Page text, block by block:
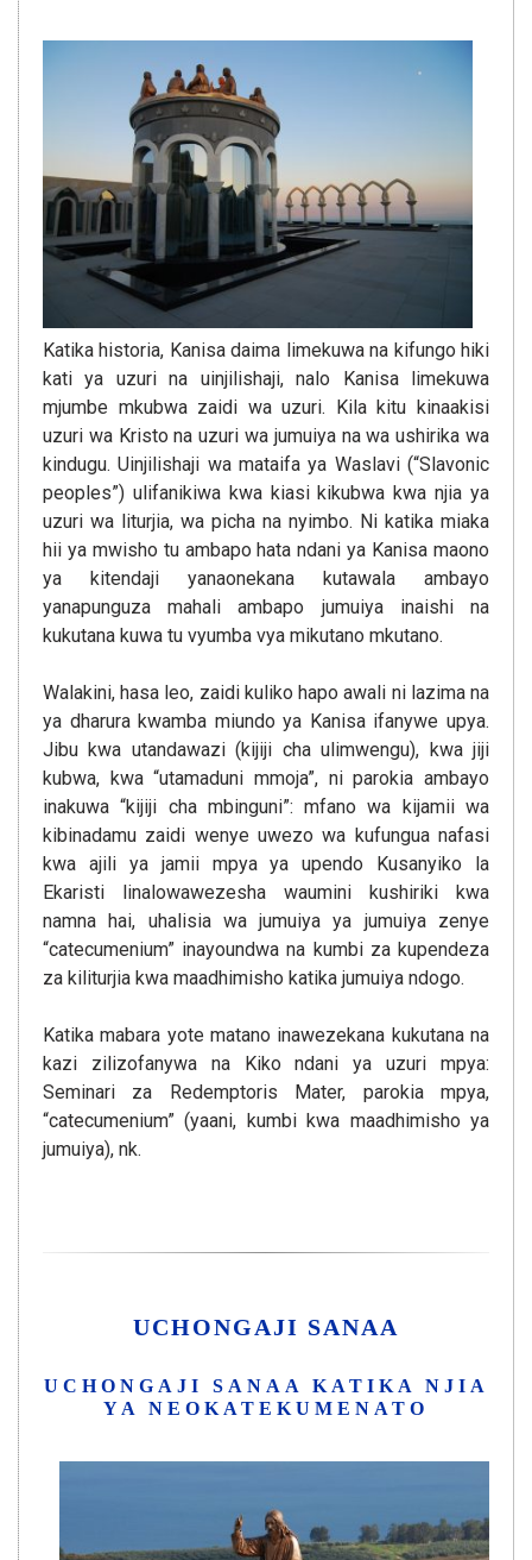
Katika historia, Kanisa daima limekuwa na kifungo hiki
kati ya uzuri na uinjilishaji, nalo Kanisa limekuwa
mjumbe mkubwa zaidi wa uzuri. Kila kitu kinaakisi
uzuri wa Kristo na uzuri wa jumuiya na wa ushirika wa
kindugu. Uinjilishaji wa mataifa ya Waslavi (“Slavonic
peoples”) ulifanikiwa kwa kiasi kikubwa kwa njia ya
uzuri wa liturjia, wa picha na nyimbo. Ni katika miaka
hii ya mwisho tu ambapo hata ndani ya Kanisa maono
ya kitendaji yanaonekana kutawala ambayo
yanapunguza mahali ambapo jumuiya inaishi na
kukutana kuwa tu vyumba vya mikutano mkutano.
Walakini, hasa leo, zaidi kuliko hapo awali ni lazima na
ya dharura kwamba miundo ya Kanisa ifanywe upya.
Jibu kwa utandawazi (kijiji cha ulimwengu), kwa jiji
kubwa, kwa “utamaduni mmoja”, ni parokia ambayo
inakuwa “kijiji cha mbinguni”: mfano wa kijamii wa
kibinadamu zaidi wenye uwezo wa kufungua nafasi
kwa ajili ya jamii mpya ya upendo Kusanyiko la
Ekaristi linalowawezesha waumini kushiriki kwa
namna hai, uhalisia wa jumuiya ya jumuiya zenye
“catecumenium” inayoundwa na kumbi za kupendeza
za kiliturjia kwa maadhimisho katika jumuiya ndogo.
Katika mabara yote matano inawezekana kukutana na
kazi zilizofanywa na Kiko ndani ya uzuri mpya:
Seminari za Redemptoris Mater, parokia mpya,
“catecumenium” (yaani, kumbi kwa maadhimisho ya
jumuiya), nk.
UCHONGAJI SANAA
UCHONGAJI SANAA KATIKA NJIA
YA NEOKATEKUMENATO